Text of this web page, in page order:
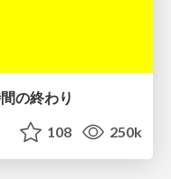
の終わり
108 250k